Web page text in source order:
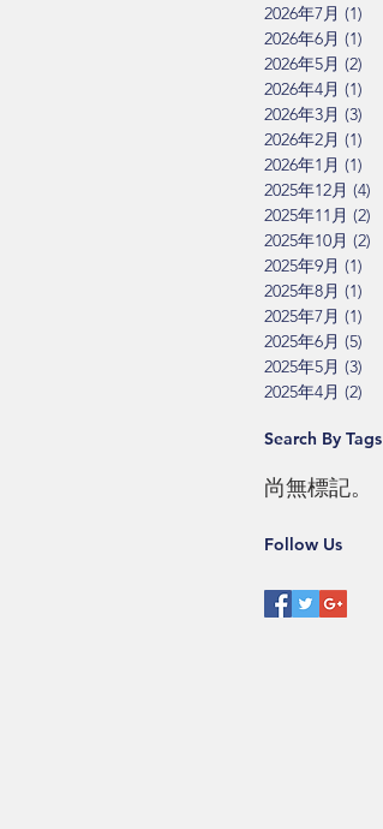
2026年7月 (1)
2026年6月 (1)
2026年5月 (2)
2026年4月 (1)
2026年3月 (3)
2026年2月 (1)
2026年1月 (1)
2025年12月 (4)
2025年11月 (2)
2025年10月 (2)
2025年9月 (1)
2025年8月 (1)
2025年7月 (1)
2025年6月 (5)
2025年5月 (3)
2025年4月 (2)
Search By Tags
尚無標記。
Follow Us